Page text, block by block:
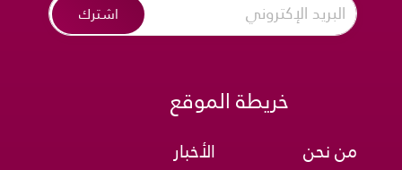
اشترك
خريطة الموقع
من نحن الأخبار